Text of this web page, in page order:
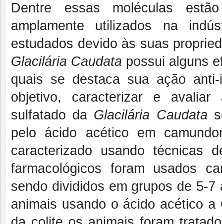
Dentre essas moléculas
amplamente utilizados na
estudados devido às suas
Glacilária Caudata possui alguns
quais se destaca sua ação
objetivo, caracterizar e avaliar
sulfatado da Glacilária Caudata
pelo ácido acético em
caracterizado usando técnicas
farmacológicos foram usados
sendo divididos em grupos de 5-
animais usando o ácido acético